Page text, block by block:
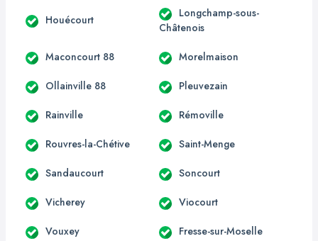
Houécourt
Longchamp-sous-
Châtenois
Maconcourt 88 Morelmaison
Ollainville 88 Pleuvezain
Rainville Rémoville
Rouvres-la-Chétive Saint-Menge
Sandaucourt Soncourt
Vicherey Viocourt
Vouxey Fresse-sur-Moselle